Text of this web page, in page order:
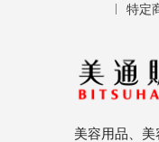
特定
美容用品、